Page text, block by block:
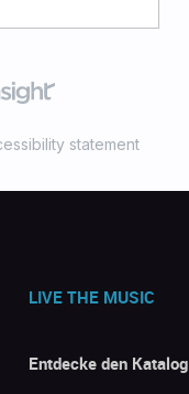
statement
LIVE THE MUSIC
Entdecke den Katalog